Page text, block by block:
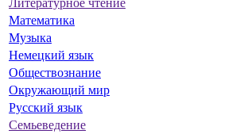
Математика
Музыка
Немецкий язык
Обществознание
Окружающий мир
Русский язык
Семьеведение